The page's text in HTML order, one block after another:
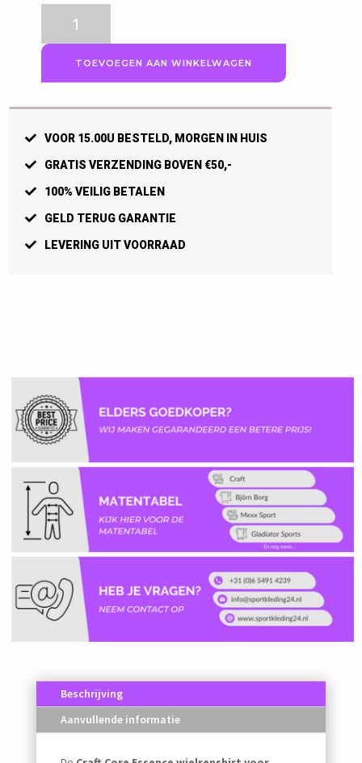
Essence
wielrenshirt
dames,
gemêleerd
aantal
TOEVOEGEN AAN WINKELWAGEN
VOOR 15.00U BESTELD, MORGEN IN HUIS
GRATIS VERZENDING BOVEN €50,-
100% VEILIG BETALEN
GELD TERUG GARANTIE
LEVERING UIT VOORRAAD
Beschrijving
Aanvullende informatie